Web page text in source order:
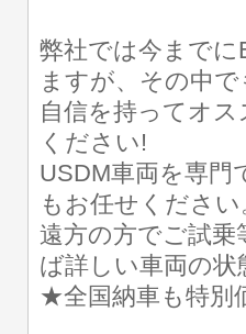
弊社では今まで
ますが、その中
自信を持ってオ
ください!
USDM車両を専門
もお任せください
遠方の方でご試
ば詳しい車両の
★全国納車も特別